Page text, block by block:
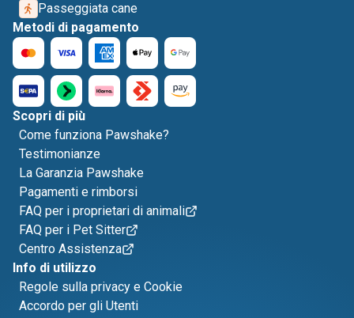
Passeggiata cane
Metodi di pagamento
Scopri di più
Come funziona Pawshake?
Testimonianze
La Garanzia Pawshake
Pagamenti e rimborsi
FAQ per i proprietari di animali
FAQ per i Pet Sitter
Centro Assistenza
Info di utilizzo
Regole sulla privacy e Cookie
Accordo per gli Utenti